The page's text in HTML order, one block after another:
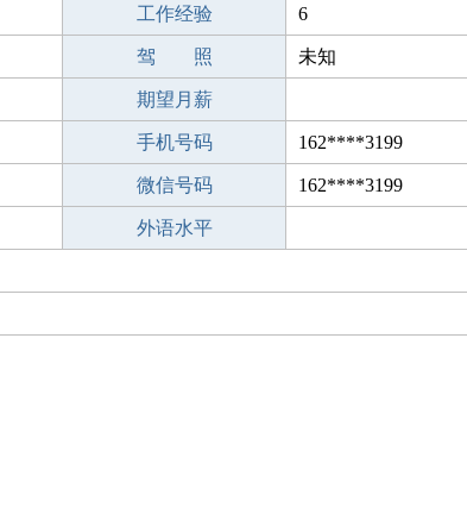
工作经验 6
驾 照 未知
期望月薪
手机号码 162****3199
微信号码 162****3199
外语水平